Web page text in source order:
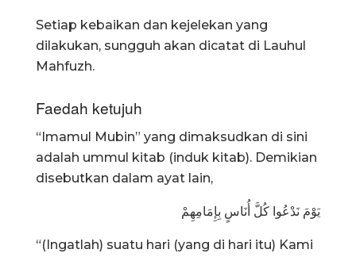
Setiap kebaikan dan kejelekan yang
dilakukan, sungguh akan dicatat di Lauhul
Mahfuzh.
Faedah ketujuh
“Imamul Mubin” yang dimaksudkan di sini
adalah ummul kitab (induk kitab). Demikian
disebutkan dalam ayat lain,
يَوْمَ نَدْعُوا كُلَّ أُنَاسٍ بِإِمَامِهِمْ
“(Ingatlah) suatu hari (yang di hari itu) Kami